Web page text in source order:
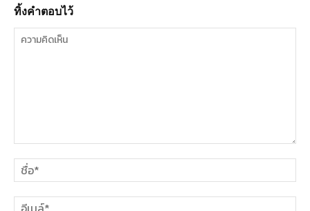
ทิ้งคำตอบไว้